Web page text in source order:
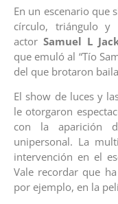
En un escenario que
círculo, triángulo
actor Samuel L
que emuló al “Tío
del que brotaron
El show de luces y
le otorgaron
con la aparición
unipersonal. La
intervención en el
Vale recordar que
por ejemplo, en la